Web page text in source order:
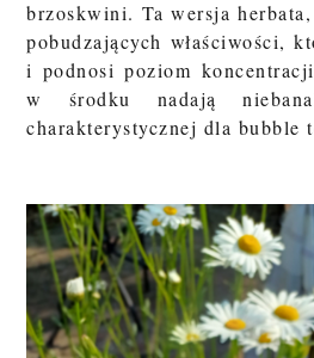
brzoskwini. Ta wersja
pobudzających właściwości,
i podnosi poziom
w środku nadają
charakterystycznej dla bubble